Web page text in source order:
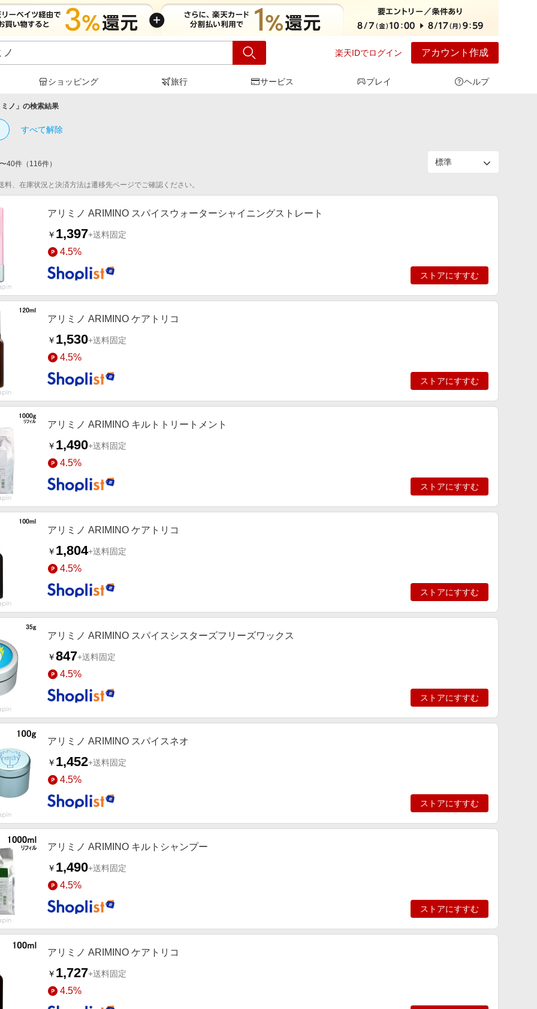
楽天IDでログイン アカウント作成
ショッピング 旅行 サービス プレイ ヘルプ
ノ 」の検索結果
すべて解除
〜40件 （ 116件）
料、在庫状況と決済方法は遷移先ページでご確認ください。
アリミノ ARIMINO スパイスウォーターシャイニングストレート
￥ 1,397+送料固定
4.5%
ストアにすすむ
アリミノ ARIMINO ケアトリコ
￥ 1,530+送料固定
4.5%
ストアにすすむ
アリミノ ARIMINO キルトトリートメント
￥ 1,490+送料固定
4.5%
ストアにすすむ
アリミノ ARIMINO ケアトリコ
￥ 1,804+送料固定
4.5%
ストアにすすむ
アリミノ ARIMINO スパイスシスターズフリーズワックス
￥847+送料固定
4.5%
ストアにすすむ
アリミノ ARIMINO スパイスネオ
￥ 1,452+送料固定
4.5%
ストアにすすむ
アリミノ ARIMINO キルトシャンプー
￥ 1,490+送料固定
4.5%
ストアにすすむ
アリミノ ARIMINO ケアトリコ
￥ 1,727+送料固定
4.5%